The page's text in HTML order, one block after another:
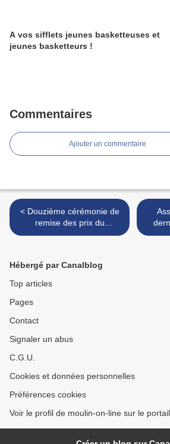
A vos sifflets jeunes basketteuses et
jeunes basketteurs !
Commentaires
Ajouter un commentaire
< Douzième cérémonie de
remise des prix du
concours d’écriture
Hébergé par Canalblog
Top articles
Pages
Contact
Signaler un abus
C.G.U.
Cookies et données personnelles
Préférences cookies
Voir le profil de moulin-on-line sur le